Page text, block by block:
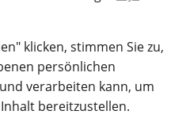
klicken, stimmen Sie zu,
persönlichen
verarbeiten kann, um
bereitzustellen.